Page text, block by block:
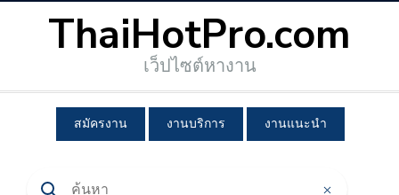
ThaiHotPro.com
เว็ปไซต์หางาน
สมัครงาน งานบริการ งานแนะนำ